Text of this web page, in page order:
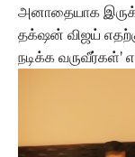
அனாதையாக
தக்‌ஷன் விஜய்
நடிக்க வருவீர்கள்’